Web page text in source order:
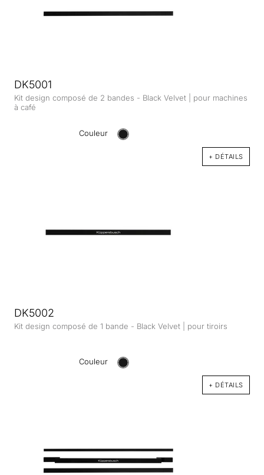
DK5001
Kit design composé de 2 bandes - Black Velvet | pour machines
à café
Couleur
+ DÉTAILS
DK5002
Kit design composé de 1 bande - Black Velvet | pour tiroirs
Couleur
+ DÉTAILS